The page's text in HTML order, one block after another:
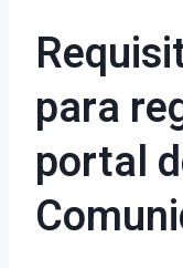
para
portal